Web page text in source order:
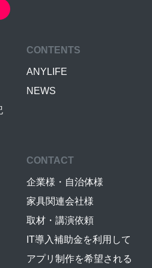
CONTENTS
ANYLIFE
NEWS
CONTACT
企業様・自治体様
家具関連会社様
取材・講演依頼
IT導入補助金を利用して
アプリ制作を希望される